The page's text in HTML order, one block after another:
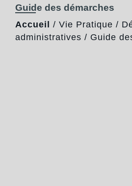
Guide des démarches
Accueil / Vie Pratique /
administratives / Guide